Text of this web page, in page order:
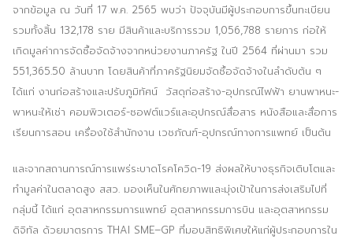
จากข้อมูล ณ วันที่ 17 พ.ค. 2565 พบว่า ปัจจุบันมีผู้ประกอบการขึ้นทะเบียน
รวมทั้งสิ้น 132,178 ราย มีสินค้าและบริการรวม 1,056,788 รายการ ก่อให้
เกิดมูลค่าการจัดซื้อจัดจ้างจากหน่วยงานภาครัฐ ในปี 2564 ที่ผ่านมา รวม
551,365.50 ล้านบาท โดยสินค้าที่ภาครัฐนิยมจัดซื้อจัดจ้างในลำดับต้น ๆ
ได้แก่ งานก่อสร้างและปรับภูมิทัศน์ วัสดุก่อสร้าง-อุปกรณ์ไฟฟ้า ยานพาหนะ-
พาหนะให้เช่า คอมพิวเตอร์-ซอฟต์แวร์และอุปกรณ์สื่อสาร หนังสือและสื่อการ
เรียนการสอน เครื่องใช้สำนักงาน เวชภัณฑ์-อุปกรณ์ทางการแพทย์ เป็นต้น
และจากสถานการณ์การแพร่ระบาดโรคโควิด-19 ส่งผลให้บางธุรกิจเติบโตและ
ทำมูลค่าในตลาดสูง สสว. มองเห็นในศักยภาพและมุ่งเป้าในการส่งเสริมไปที่
กลุ่มนี้ ได้แก่ อุตสาหกรรมการแพทย์ อุตสาหกรรมการบิน และอุตสาหกรรม
ดิจิทัล ด้วยมาตรการ THAI SME–GP ที่มอบสิทธิพิเศษให้แก่ผู้ประกอบการใน